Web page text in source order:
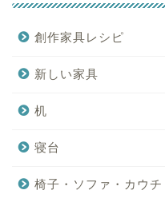
創作家具レシピ
新しい家具
机
寝台
椅子・ソファ・カウチ